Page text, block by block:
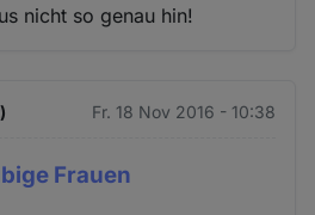
nicht so genau hin!
Fr. 18 Nov 2016 - 10:38
Frauen